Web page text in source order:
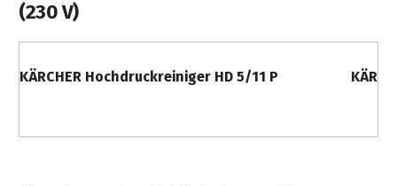
(230 V)
KÄRCHER Hochdruckreiniger HD 5/11 P